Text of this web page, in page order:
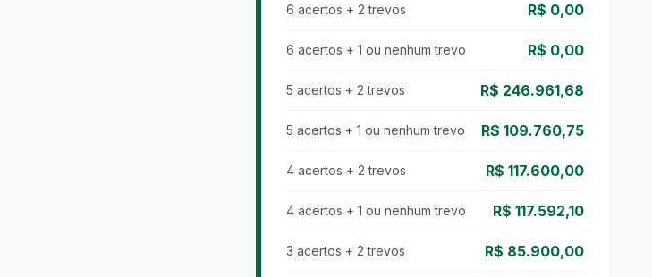
6 acertos + 2 trevos R$ 0,00
6 acertos + 1 ou nenhum trevo R$ 0,00
5 acertos + 2 trevos R$ 246.961,68
5 acertos + 1 ou nenhum trevo R$ 109.760,75
4 acertos + 2 trevos R$ 117.600,00
4 acertos + 1 ou nenhum trevo R$ 117.592,10
3 acertos + 2 trevos R$ 85.900,00